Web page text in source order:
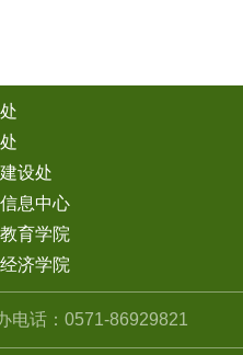
设处
息中心
育学院
济学院
电话：0571-86929821